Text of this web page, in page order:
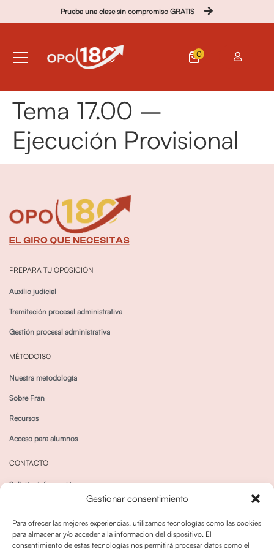
Gestionar consentimiento
Para ofrecer las mejores experiencias, utilizamos tecnologías como las cookies
para almacenar y/o acceder a la información del dispositivo. El
consentimiento de estas tecnologías nos permitirá procesar datos como el
Prueba una clase sin compromiso GRATIS
0
Tema 17.00 –
Ejecución Provisional
PREPARA TU OPOSICIÓN
Auxilio judicial
Tramitación procesal administrativa
Gestión procesal administrativa
MÉTODO180
Nuestra metodología
Sobre Fran
Recursos
Acceso para alumnos
CONTACTO
Solicitar información